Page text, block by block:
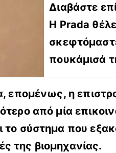
Διαβάστε
Η Prada
πουκάμισά
επομένως, η
από μία
το σύστημα που
της βιομηχανίας.